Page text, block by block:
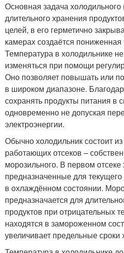
Основная задача
длительного хранения
целей, в его герметично
камерах создаётся пониженная
Температура в холодильнике
изменяться при помощи
Оно позволяет повышать или
в широком диапазоне.
сохранять продукты питания в
одновременно не допуская
электроэнергии.
Обычно холодильник состоит
работающих отсеков –
морозильного. В первом отсеке
предназначенные для
в охлаждённом состоянии.
предназначается для
продуктов при отрицательных
находятся в замороженном
увеличивает предельные сроки